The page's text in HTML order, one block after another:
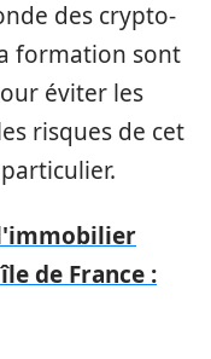
des crypto-
formation sont
éviter les
risques de cet
de France :